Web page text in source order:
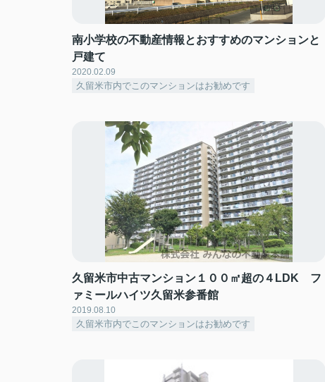
南小学校の不動産情報とおすすめのマンションと
戸建て
2020.02.09
久留米市内でこのマンションはお勧めです
久留米市中古マンション１００㎡超の４LDK フ
ァミールハイツ久留米参番館
2019.08.10
久留米市内でこのマンションはお勧めです